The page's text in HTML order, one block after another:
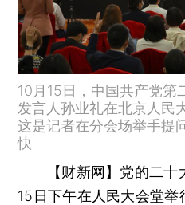
10月15日，中国共产党第
发言人孙业礼在北京人民
这是记者在分会场举手提
快
【财新网】 党的二十
15日下午在人民大会堂